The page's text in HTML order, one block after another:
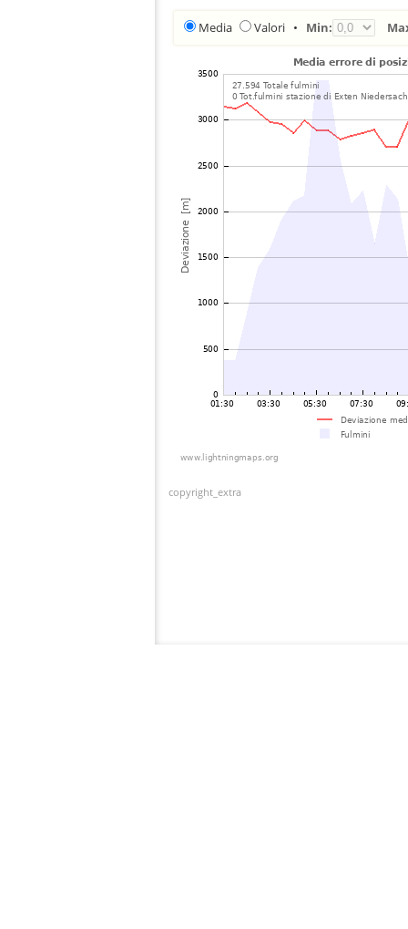
Media Valori • Min:
copyright_extra